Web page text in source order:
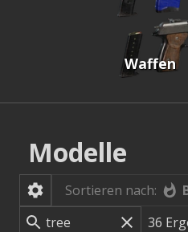
Waffen
Modelle
Sortieren nach:
36